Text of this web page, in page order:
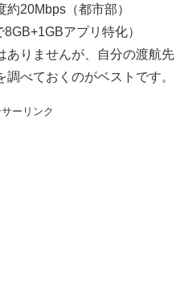
20Mbps（都市部）
アプリ特化）
ありませんが、自分の渡航先
べておくのがベストです。
ーリンク